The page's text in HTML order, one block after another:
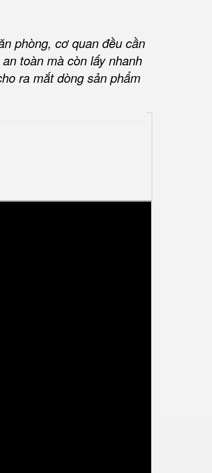
phòng, cơ quan đều cần
toàn mà còn lấy nhanh
ra mắt dòng sản phẩm